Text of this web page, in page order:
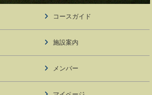
コースガイド
施設案内
メンバー